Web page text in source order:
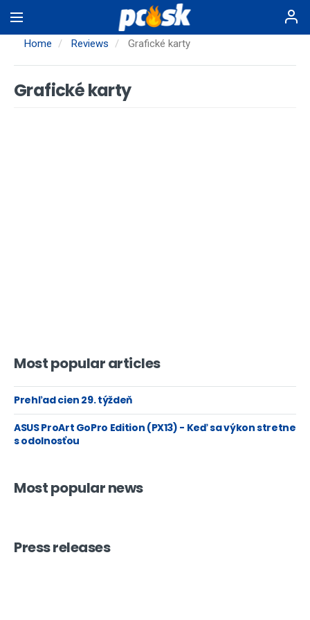
mainHome Reviews Grafické karty
Grafické karty
Most popular articles
Prehľad cien 29. týždeň
ASUS ProArt GoPro Edition (PX13) - Keď sa výkon stretne
s odolnosťou
Most popular news
Press releases